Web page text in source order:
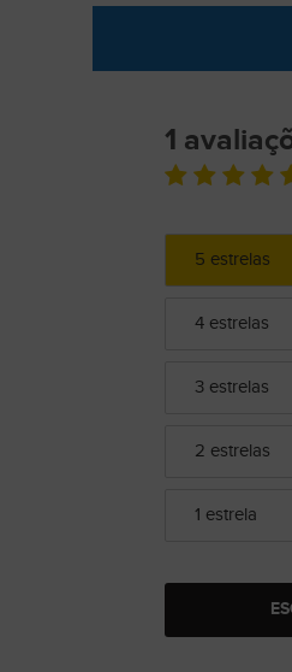
1
5 estrelas
4 estrelas
3 estrelas
2 estrelas
1 estrela